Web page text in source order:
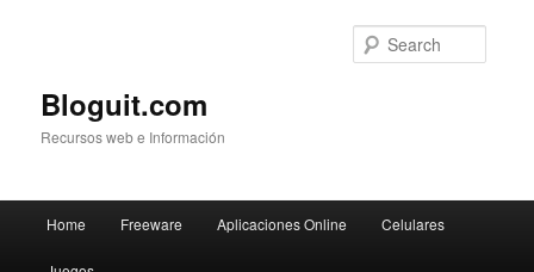
Bloguit.com
Recursos web e Información
Skip
Home Freeware Aplicaciones Online Celulares